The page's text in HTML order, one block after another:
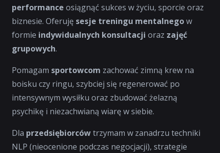
performance osiągnąć sukces w życiu, sporcie oraz
biznesie. Oferuję sesje treningu mentalnegow
formie indywidualnych konsultacji oraz zajęć
grupowych.
Pomagam sportowcom zachować zimną krew na
boisku czy ringu, szybciej się regenerować po
intensywnym wysiłku oraz zbudować żelazną
psychikę i niezachwianą wiarę w siebie.
Dla przedsiębiorcówtrzymam w zanadrzu techniki
NLP (nieocenione podczas negocjacji), strategie